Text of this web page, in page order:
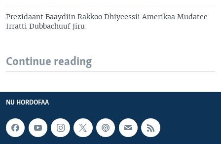
Prezidaant Baaydiin Rakkoo Dhiyeessii Amerikaa Mudatee
Irratti Dubbachuuf Jiru
Continue reading
NU HORDOFAA